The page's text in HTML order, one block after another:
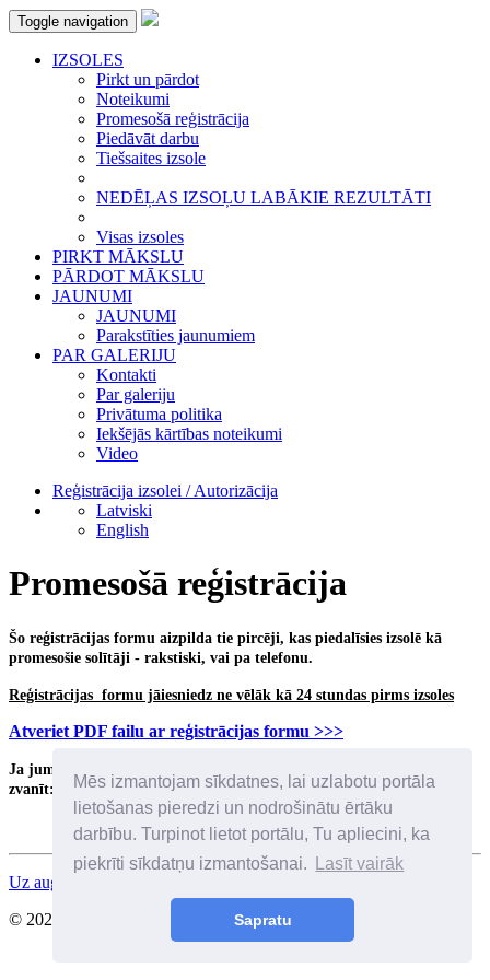
Mēs izmantojam sīkdatnes, lai uzlabotu portāla
lietošanas pieredzi un nodrošinātu ērtāku
darbību. Turpinot lietot portālu, Tu apliecini, ka
piekrīti sīkdatņu izmantošanai.
Lasīt vairāk
Sapratu
Toggle navigation
IZSOLES
Pirkt un pārdot
Noteikumi
Promesošā reģistrācija
Piedāvāt darbu
Tiešsaites izsole
NEDĒĻAS IZSOĻU LABĀKIE REZULTĀTI
Visas izsoles
PIRKT MĀKSLU
PĀRDOT MĀKSLU
JAUNUMI
JAUNUMI
Parakstīties jaunumiem
PAR GALERIJU
Kontakti
Par galeriju
Privātuma politika
Iekšējās kārtības noteikumi
Video
Reģistrācija izsolei / Autorizācija
Latviski
English
Promesošā reģistrācija
Šo reģistrācijas formu aizpilda tie pircēji, kas piedalīsies izsolē kā
promesošie solītāji - rakstiski, vai pa telefonu.
Reģistrācijas formu jāiesniedz ne vēlāk kā 24 stundas pirms izsoles
Atveriet PDF failu ar reģistrācijas formu >>>
Ja jums ir jautājumi par reģistrāciju vai izsoles darbiem, lūdzam
zvanīt:
+371 29141605
Uz augšu
© 2026 Visas tiesības aizsargātas. SIA Birkenfelds